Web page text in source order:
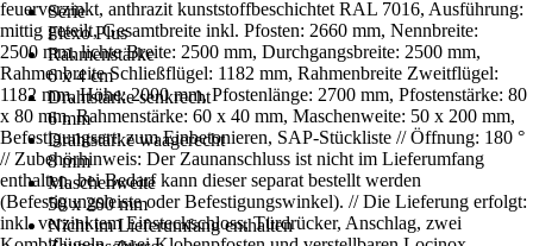
Serie
Flexo Plus
Rahmenstärke
6 x 4 cm
Drahtstärke senkrecht
6 mm
Drahtstärke waagerecht
8 mm
Maschenweite
50 x 200 mm
Nicht im Lieferumfang enthalten
feuerverzinkt, anthrazit kunststoffbeschichtet RAL 7016, Ausführung:
mittig geteilt, Gesamtbreite inkl. Pfosten: 2660 mm, Nennbreite:
2500 mm, lichte Breite: 2500 mm, Durchgangsbreite: 2500 mm,
Rahmenbreite Schließflügel: 1182 mm, Rahmenbreite Zweitflügel:
1182 mm, Höhe: 2000 mm, Pfostenlänge: 2700 mm, Pfostenstärke: 80
x 80 mm, Rahmenstärke: 60 x 40 mm, Maschenweite: 50 x 200 mm,
Befestigungsart: zum Einbetonieren, SAP-Stückliste // Öffnung: 180 °
// Zubehörhinweis: Der Zaunanschluss ist nicht im Lieferumfang
enthalten, bei Bedarf kann dieser separat bestellt werden
(Befestigungsleiste oder Befestigungswinkel). // Die Lieferung erfolgt:
inkl. verzinktem Einsteckschloss, Türdrücker, Anschlag, zwei